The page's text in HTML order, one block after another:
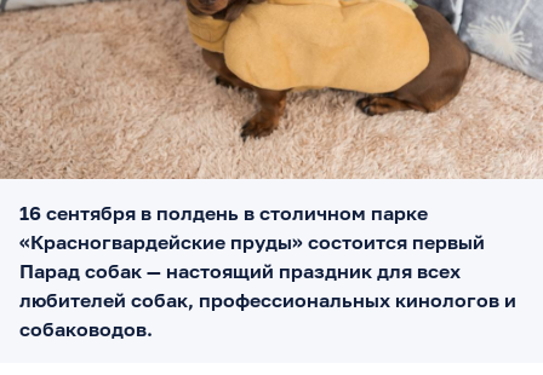
16 сентября в полдень в столичном парке
«Красногвардейские пруды» состоится первый
Парад собак — настоящий праздник для всех
любителей собак, профессиональных кинологов и
собаководов.